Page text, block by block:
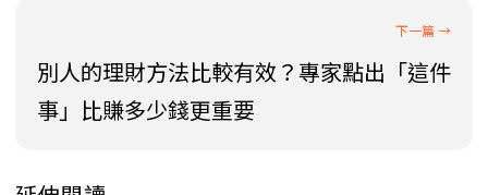
別人的理財方法比較有效？專家點出「這件
事」比賺多少錢更重要